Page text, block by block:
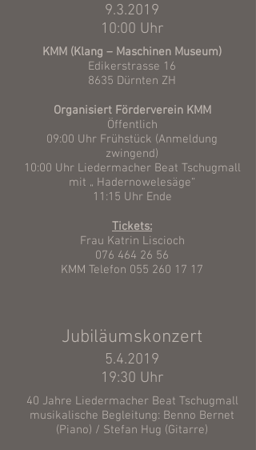
9.3.2019
10:00 Uhr
KMM (Klang – Maschinen Museum)
Edikerstrasse 16
8635 Dürnten ZH
Organisiert Förderverein KMM
Öffentlich
09:00 Uhr Frühstück (Anmeldung
zwingend)
10:00 Uhr Liedermacher Beat Tschugmall
mit „ Hadernowelesäge“
11:15 Uhr Ende
Tickets:
Frau Katrin Liscioch
076 464 26 56
KMM Telefon 055 260 17 17
Jubiläumskonzert
5.4.2019
19:30 Uhr
40 Jahre Liedermacher Beat Tschugmall
musikalische Begleitung: Benno Bernet
(Piano) / Stefan Hug (Gitarre)